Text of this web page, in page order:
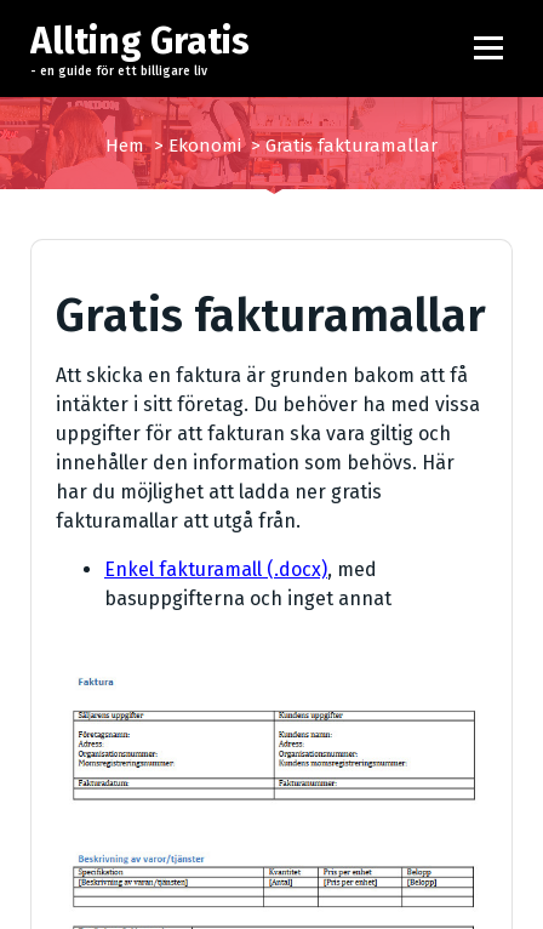
p
a
t
i
Allting Gratis
- en guide för ett billigare liv
Hem>Ekonomi>Gratis fakturamallar
Gratis fakturamallar
Att skicka en faktura är grunden bakom att få
intäkter i sitt företag. Du behöver ha med vissa
uppgifter för att fakturan ska vara giltig och
innehåller den information som behövs. Här
har du möjlighet att ladda ner gratis
fakturamallar att utgå från.
Enkel fakturamall (.docx), med
basuppgifterna och inget annat